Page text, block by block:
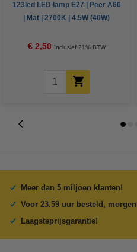
123led LED lamp E27 | Peer A60
| Mat | 2700K | 4.5W (40W)
€ 2,50 Inclusief 21% BTW
Meer dan 5 miljoen klanten!
Voor 23.59 uur besteld,
Laagsteprijsgarantie!